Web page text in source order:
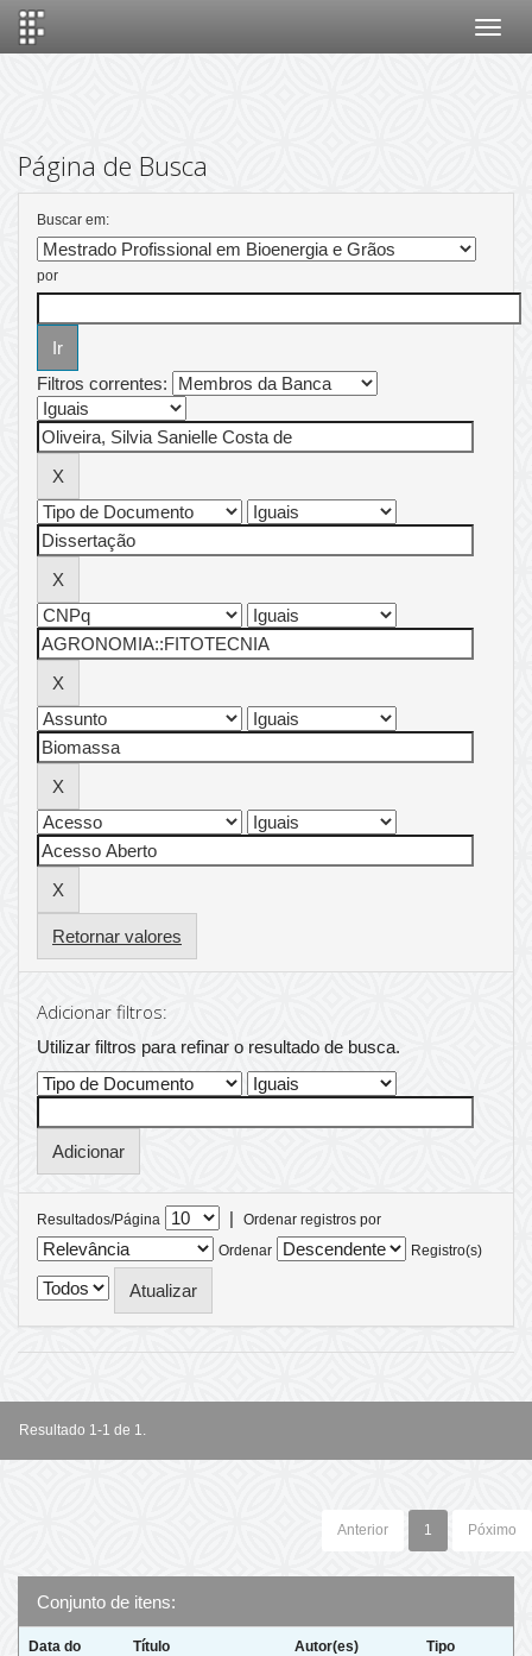
Página de Busca
Buscar em:
por
Filtros correntes:
Retornar valores
Adicionar filtros:
Utilizar filtros para refinar o resultado de busca.
Resultados/Página |
Ordenar registros por
Ordenar
Registro(s)
Resultado 1-1 de 1.
Anterior 1 Póximo
Conjunto de itens:
Data do
Título Autor(es) Tipo